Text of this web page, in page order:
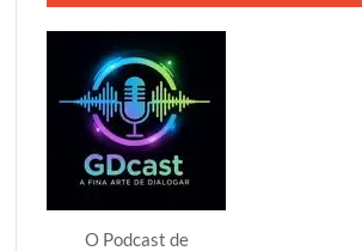
O Podcast de